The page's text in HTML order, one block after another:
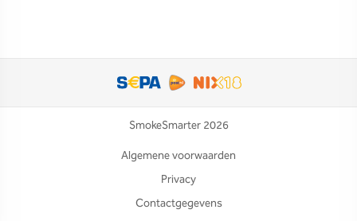
SmokeSmarter 2026
Algemene voorwaarden
Privacy
Contactgegevens